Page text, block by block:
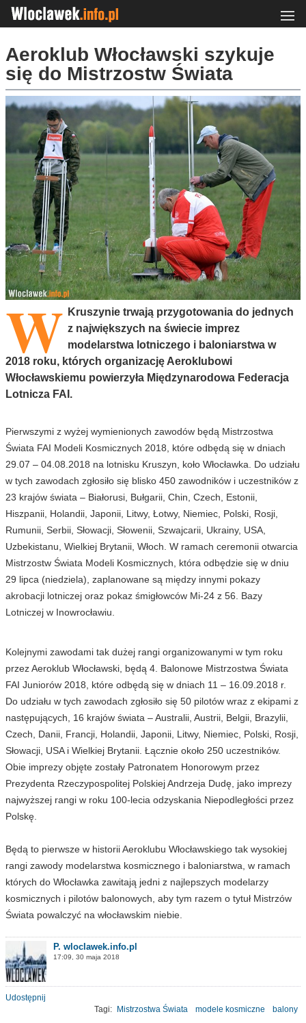
Aeroklub Włocławski szykuje
się do Mistrzostw Świata
W Kruszynie trwają przygotowania do jednych
z największych na świecie imprez
modelarstwa lotniczego i baloniarstwa w
2018 roku, których organizację Aeroklubowi
Włocławskiemu powierzyła Międzynarodowa Federacja
Lotnicza FAI.
Pierwszymi z wyżej wymienionych zawodów będą Mistrzostwa
Świata FAI Modeli Kosmicznych 2018, które odbędą się w dniach
29.07 – 04.08.2018 na lotnisku Kruszyn, koło Włocławka. Do udziału
w tych zawodach zgłosiło się blisko 450 zawodników i uczestników z
23 krajów świata – Białorusi, Bułgarii, Chin, Czech, Estonii,
Hiszpanii, Holandii, Japonii, Litwy, Łotwy, Niemiec, Polski, Rosji,
Rumunii, Serbii, Słowacji, Słowenii, Szwajcarii, Ukrainy, USA,
Uzbekistanu, Wielkiej Brytanii, Włoch. W ramach ceremonii otwarcia
Mistrzostw Świata Modeli Kosmicznych, która odbędzie się w dniu
29 lipca (niedziela), zaplanowane są między innymi pokazy
akrobacji lotniczej oraz pokaz śmigłowców Mi-24 z 56. Bazy
Lotniczej w Inowrocławiu.
Kolejnymi zawodami tak dużej rangi organizowanymi w tym roku
przez Aeroklub Włocławski, będą 4. Balonowe Mistrzostwa Świata
FAI Juniorów 2018, które odbędą się w dniach 11 – 16.09.2018 r.
Do udziału w tych zawodach zgłosiło się 50 pilotów wraz z ekipami z
następujących, 16 krajów świata – Australii, Austrii, Belgii, Brazylii,
Czech, Danii, Francji, Holandii, Japonii, Litwy, Niemiec, Polski, Rosji,
Słowacji, USA i Wielkiej Brytanii. Łącznie około 250 uczestników.
Obie imprezy objęte zostały Patronatem Honorowym przez
Prezydenta Rzeczypospolitej Polskiej Andrzeja Dudę, jako imprezy
najwyższej rangi w roku 100-lecia odzyskania Niepodległości przez
Polskę.
Będą to pierwsze w historii Aeroklubu Włocławskiego tak wysokiej
rangi zawody modelarstwa kosmicznego i baloniarstwa, w ramach
których do Włocławka zawitają jedni z najlepszych modelarzy
kosmicznych i pilotów balonowych, aby tym razem o tytuł Mistrzów
Świata powalczyć na włocławskim niebie.
P. wloclawek.info.pl
17:09, 30 maja 2018
Udostępnij
Tagi:
Mistrzostwa Świata modele kosmiczne
balony